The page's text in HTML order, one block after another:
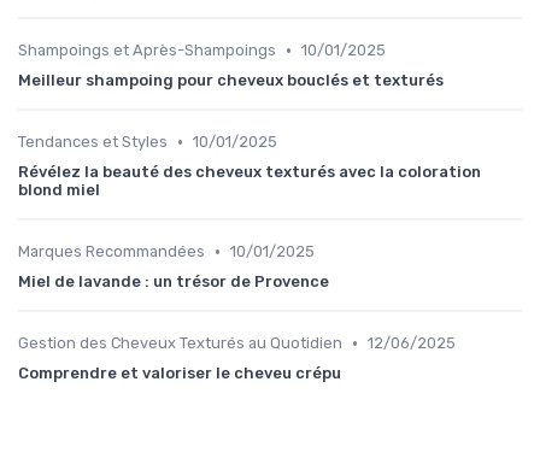
Shampoings et Après-Shampoings • 10/01/2025
Meilleur shampoing pour cheveux bouclés et texturés
Tendances et Styles • 10/01/2025
Révélez la beauté des cheveux texturés avec la coloration
blond miel
Marques Recommandées • 10/01/2025
Miel de lavande : un trésor de Provence
Gestion des Cheveux Texturés au Quotidien • 12/06/2025
Comprendre et valoriser le cheveu crépu